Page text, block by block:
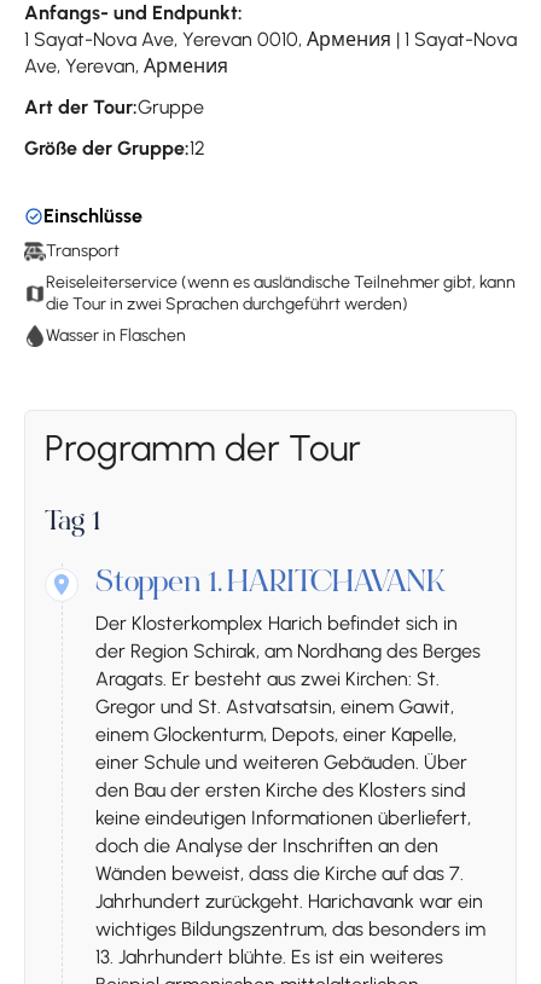
Anfangs- und Endpunkt:
1 Sayat-Nova Ave, Yerevan 0010, Армения | 1 Sayat-Nova
Ave, Yerevan, Армения
Art der Tour:Gruppe
Größe der Gruppe:12
Einschlüsse
Transport
Reiseleiterservice (wenn es ausländische Teilnehmer gibt, kann
die Tour in zwei Sprachen durchgeführt werden)
Wasser in Flaschen
Programm der Tour
Tag 1
Stoppen 1. HARITCHAVANK
Der Klosterkomplex Harich befindet sich in
der Region Schirak, am Nordhang des Berges
Aragats. Er besteht aus zwei Kirchen: St.
Gregor und St. Astvatsatsin, einem Gawit,
einem Glockenturm, Depots, einer Kapelle,
einer Schule und weiteren Gebäuden. Über
den Bau der ersten Kirche des Klosters sind
keine eindeutigen Informationen überliefert,
doch die Analyse der Inschriften an den
Wänden beweist, dass die Kirche auf das 7.
Jahrhundert zurückgeht. Harichavank war ein
wichtiges Bildungszentrum, das besonders im
13. Jahrhundert blühte. Es ist ein weiteres